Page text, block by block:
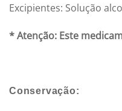
Excipientes: Solução
* Atenção: Este
Conservação: